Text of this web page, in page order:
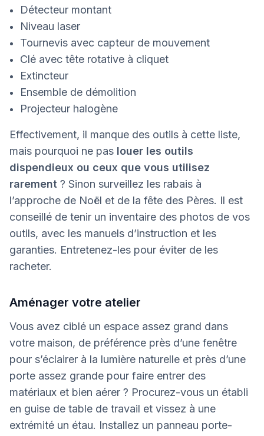
Détecteur montant
Niveau laser
Tournevis avec capteur de mouvement
Clé avec tête rotative à cliquet
Extincteur
Ensemble de démolition
Projecteur halogène
Effectivement, il manque des outils à cette liste,
mais pourquoi ne pas louer les outils
dispendieux ou ceux que vous utilisez
rarement ? Sinon surveillez les rabais à
l’approche de Noël et de la fête des Pères. Il est
conseillé de tenir un inventaire des photos de vos
outils, avec les manuels d’instruction et les
garanties. Entretenez-les pour éviter de les
racheter.
Aménager votre atelier
Vous avez ciblé un espace assez grand dans
votre maison, de préférence près d’une fenêtre
pour s’éclairer à la lumière naturelle et près d’une
porte assez grande pour faire entrer des
matériaux et bien aérer ? Procurez-vous un établi
en guise de table de travail et vissez à une
extrémité un étau. Installez un panneau porte-